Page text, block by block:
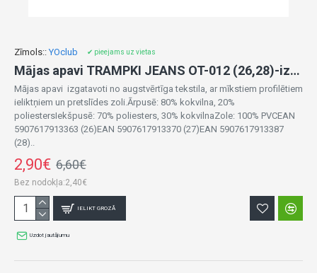
Zīmols:: YOclub ✔ pieejams uz vietas
Mājas apavi TRAMPKI JEANS OT-012 (26,28)-izpārdošana
Mājas apavi izgatavoti no augstvērtīga tekstila, ar mīkstiem profilētiem
ieliktņiem un pretslīdes zoli.Ārpusē: 80% kokvilna, 20%
poliestersIekšpusē: 70% poliesters, 30% kokvilnaZole: 100% PVCEAN
5907617913363 (26)EAN 5907617913370 (27)EAN 5907617913387
(28)..
2,90€ 6,60€
Bez nodokļa:2,40€
IELIKT GROZĀ
Uzdot jautājumu